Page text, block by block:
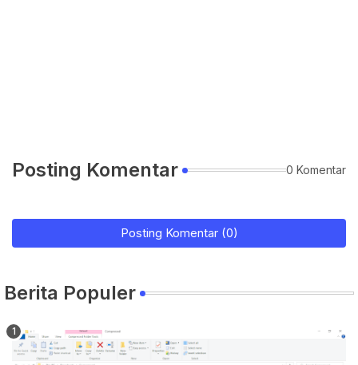
Posting Komentar 0 Komentar
Posting Komentar (0)
Berita Populer